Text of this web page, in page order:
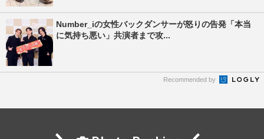
Number_iの女性バックダンサーが怒りの告発「本当
に気持ち悪い」共演者まで攻...
Recommended by